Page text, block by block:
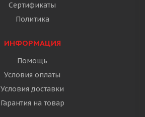
Сертификаты
Политика
ИНФОРМАЦИЯ
Помощь
Условия оплаты
Условия доставки
Гарантия на товар